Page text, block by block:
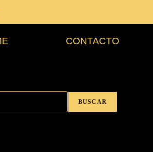
CONTACTO
BUSCAR